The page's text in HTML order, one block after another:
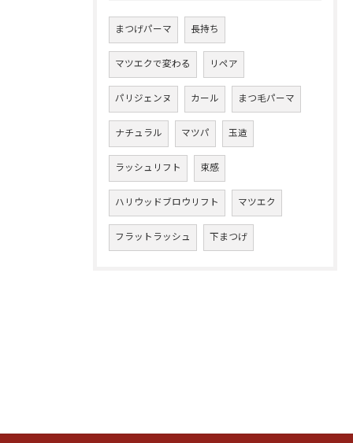
まつげパーマ 長持ち
マツエクで変わる リペア
パリジェンヌ カール まつ毛パーマ
ナチュラル マツパ 玉造
ラッシュリフト 束感
ハリウッドブロウリフト マツエク
フラットラッシュ 下まつげ